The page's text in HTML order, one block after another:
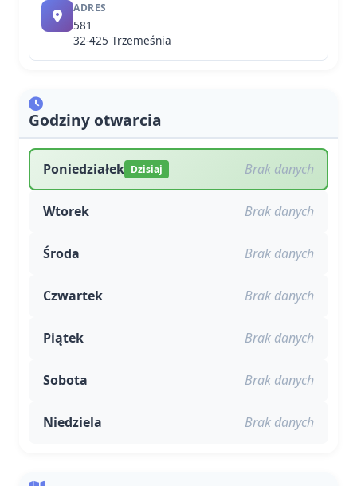
ADRES
581
32-425 Trzemeśnia
Godziny otwarcia
Poniedziałek Dzisiaj Brak danych
Wtorek Brak danych
Środa Brak danych
Czwartek Brak danych
Piątek Brak danych
Sobota Brak danych
Niedziela Brak danych